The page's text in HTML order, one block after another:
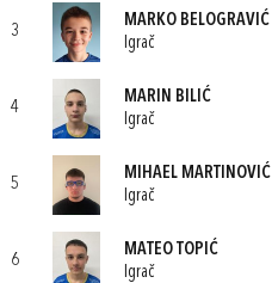
3
MARKO BELOGRAVIĆ
Igrač
4
MARIN BILIĆ
Igrač
5
MIHAEL MARTINOVIĆ
Igrač
6
MATEO TOPIĆ
Igrač